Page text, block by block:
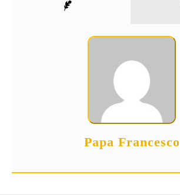
Papa Francesco